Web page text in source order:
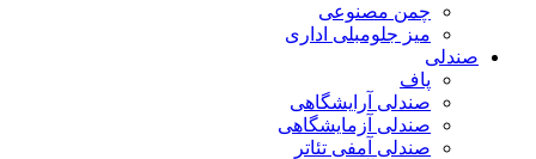
چمن مصنوعی
میز جلومبلی اداری
صندلی
پاف
صندلی آرایشگاهی
صندلی آزمایشگاهی
صندلی آمفی تئاتر